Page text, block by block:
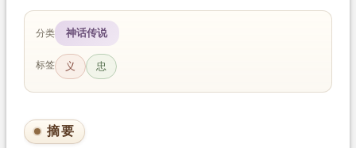
分类 神话传说
标签 义 忠
摘要